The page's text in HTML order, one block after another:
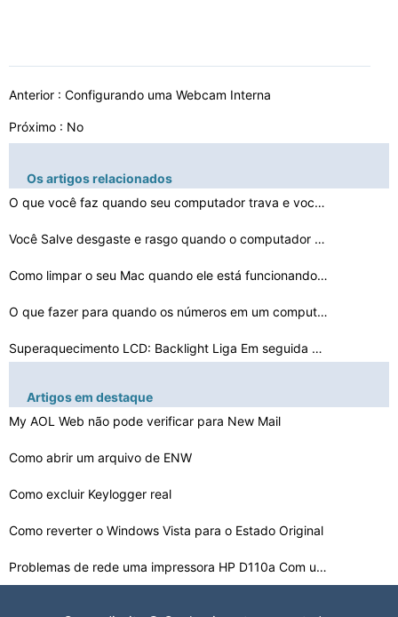
Anterior : Configurando uma Webcam Interna
Próximo : No
Os artigos relacionados
O que você faz quando seu computador trava e você nã…
Você Salve desgaste e rasgo quando o computador está …
Como limpar o seu Mac quando ele está funcionando irre…
O que fazer para quando os números em um computador sã…
Superaquecimento LCD: Backlight Liga Em seguida Off
Streaming de vídeo uso da CPU
Como corrigir Bluetooth e Wi-Fi Interferência
E se não há nenhum dispositivo de som compatível ins…
Artigos em destaque
My AOL Web não pode verificar para New Mail
Como abrir um arquivo de ENW
Como excluir Keylogger real
Como reverter o Windows Vista para o Estado Original
Problemas de rede uma impressora HP D110a Com um Laptop…